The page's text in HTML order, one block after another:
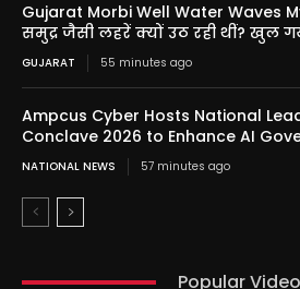
Gujarat Morbi Well Water Waves
समुद्र जैसी लहरें क्यों उठ रही थीं? खुल
GUJARAT 55 minutes ago
Ampcus Cyber Hosts National
Conclave 2026 to Enhance AI
NATIONAL NEWS 57 minutes ago
Popular